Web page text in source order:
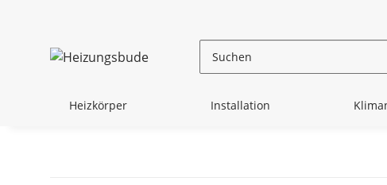
Heizkörper Installation